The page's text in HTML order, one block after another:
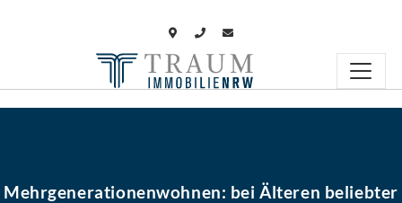
Mehrgenerationenwohnen: bei Älteren beliebter